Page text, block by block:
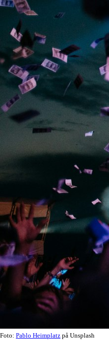
Foto: Pablo Heimplatz på Unsplash